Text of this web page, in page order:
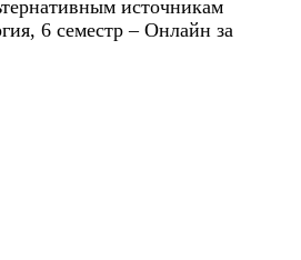
источникам
6 семестр – Онлайн за